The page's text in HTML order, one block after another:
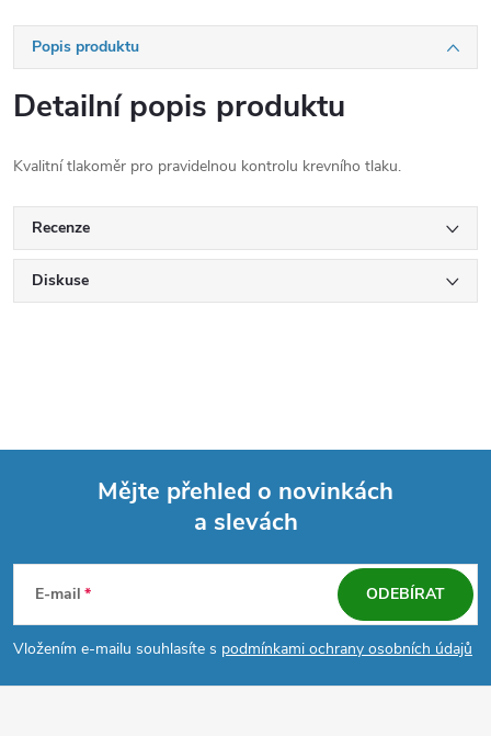
Popis produktu
Detailní popis produktu
Kvalitní tlakoměr pro pravidelnou kontrolu krevního tlaku.
Recenze
Diskuse
p
a
Mějte přehled o novinkách
a slevách
E-mail
Vložením e-mailu souhlasíte s podmínkami ochrany osobních údajů
ODEBÍRAT